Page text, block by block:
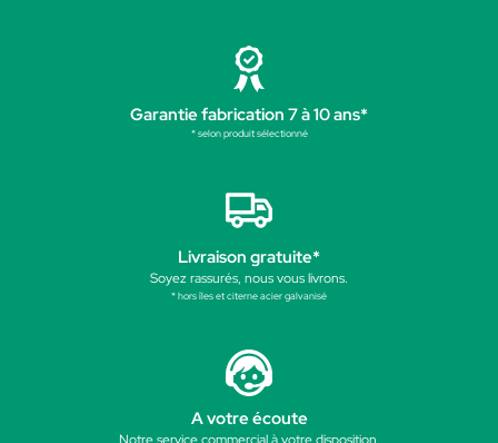
Garantie fabrication 7 à 10 ans*
* selon produit sélectionné
Livraison gratuite*
Soyez rassurés, nous vous livrons.
* hors îles et citerne acier galvanisé
A votre écoute